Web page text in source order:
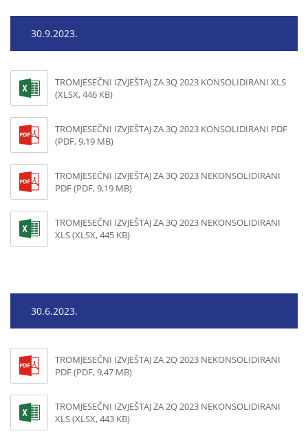
30.9.2023.
TROMJESEČNI IZVJEŠTAJ ZA 3Q 2023 KONSOLIDIRANI XLS
(XLSX, 446 KB)
TROMJESEČNI IZVJEŠTAJ ZA 3Q 2023 KONSOLIDIRANI PDF
(PDF, 9,19 MB)
TROMJESEČNI IZVJEŠTAJ ZA 3Q 2023 NEKONSOLIDIRANI
PDF (PDF, 9,19 MB)
TROMJESEČNI IZVJEŠTAJ ZA 3Q 2023 NEKONSOLIDIRANI
XLS (XLSX, 445 KB)
30.6.2023.
TROMJESEČNI IZVJEŠTAJ ZA 2Q 2023 NEKONSOLIDIRANI
PDF (PDF, 9,47 MB)
TROMJESEČNI IZVJEŠTAJ ZA 2Q 2023 NEKONSOLIDIRANI
XLS (XLSX, 443 KB)